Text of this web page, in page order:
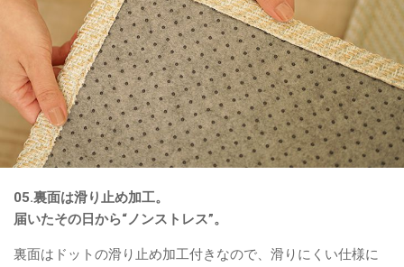
05.裏面は滑り止め加工。
届いたその日から“ノンストレス”。
裏面はドットの滑り止め加工付きなので、滑りにくい仕様に